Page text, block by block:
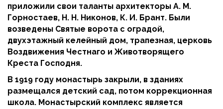
приложили свои таланты архитекторы A. M.
Горностаев, Н. Н. Никонов, К. И. Брант. Были
возведены Святые ворота с оградой,
двухэтажный келейный дом, трапезная, церковь
Воздвижения Честнаго и Животворящего
Креста Господня.
В 1919 году монастырь закрыли, в зданиях
размещался детский сад, потом коррекционная
школа. Монастырский комплекс является